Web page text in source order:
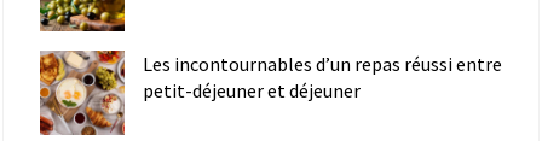
Les incontournables d’un repas réussi entre
petit-déjeuner et déjeuner